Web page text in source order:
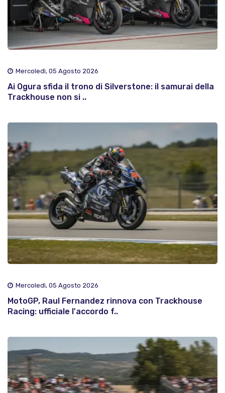
Mercoledì, 05 Agosto 2026
Ai Ogura sfida il trono di Silverstone: il samurai della
Trackhouse non si ..
Mercoledì, 05 Agosto 2026
MotoGP, Raul Fernandez rinnova con Trackhouse
Racing: ufficiale l'accordo f..